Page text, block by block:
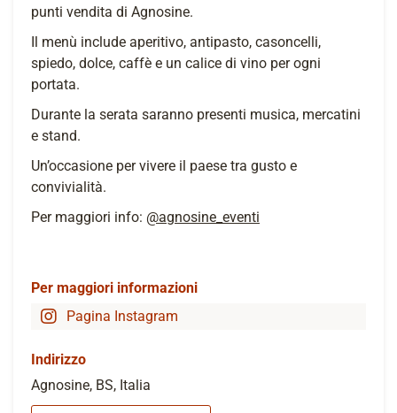
punti vendita di Agnosine.
Il menù include aperitivo, antipasto, casoncelli,
spiedo, dolce, caffè e un calice di vino per ogni
portata.
Durante la serata saranno presenti musica, mercatini
e stand.
Un’occasione per vivere il paese tra gusto e
convivialità.
Per maggiori info: @agnosine_eventi
Per maggiori informazioni
Pagina Instagram
Indirizzo
Agnosine, BS, Italia